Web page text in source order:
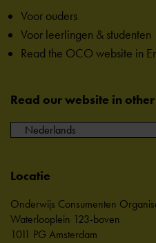
Voor ouders
Voor leerlingen & studenten
Read the OCO website in
Read our website in
Locatie
Onderwijs Consumenten
Waterlooplein 123-boven
1011 PG Amsterdam